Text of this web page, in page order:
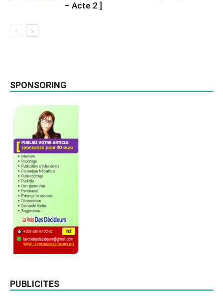
– Acte 2 ]
SPONSORING
PUBLICITES